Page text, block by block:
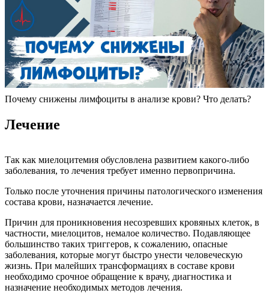
Почему снижены лимфоциты в анализе крови? Что делать?
Лечение
Так как миелоцитемия обусловлена развитием какого-либо
заболевания, то лечения требует именно первопричина.
Только после уточнения причины патологического изменения
состава крови, назначается лечение.
Причин для проникновения несозревших кровяных клеток, в
частности, миелоцитов, немалое количество. Подавляющее
большинство таких триггеров, к сожалению, опасные
заболевания, которые могут быстро унести человеческую
жизнь. При малейших трансформациях в составе крови
необходимо срочное обращение к врачу, диагностика и
назначение необходимых методов лечения.